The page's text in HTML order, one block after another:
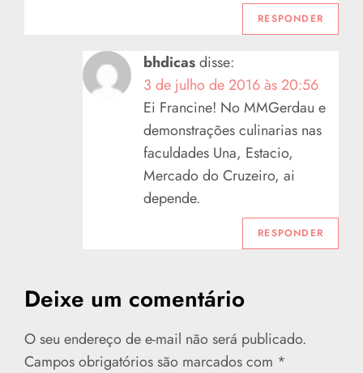
RESPONDER
bhdicasdisse:
3 de julho de 2016 às 20:56
Ei Francine! No MMGerdau e
demonstrações culinarias nas
faculdades Una, Estacio,
Mercado do Cruzeiro, ai
depende.
RESPONDER
Deixe um comentário
O seu endereço de e-mail não será publicado.
Campos obrigatórios são marcados com *